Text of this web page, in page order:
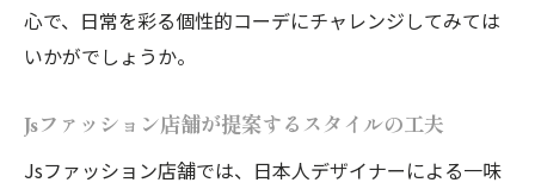
心で、日常を彩る個性的コーデにチャレンジしてみては
いかがでしょうか。
Jsファッション店舗が提案するスタイルの工夫
Jsファッション店舗では、日本人デザイナーによる一味